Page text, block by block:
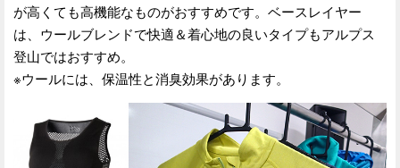
が高くても高機能なものがおすすめです。ベースレイヤー
は、ウールブレンドで快適＆着心地の良いタイプもアルプス
登山ではおすすめ。
※ウールには、保温性と消臭効果があります。